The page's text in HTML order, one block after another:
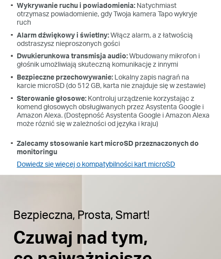
Wykrywanie ruchu i powiadomienia: Natychmiast
otrzymasz powiadomienie, gdy Twoja kamera Tapo wykryje
ruch
Alarm dźwiękowy i świetlny:Włącz alarm, a z łatwością
odstraszysz nieproszonych gości
Dwukierunkowa transmisja audio:Wbudowany mikrofon i
głośnik umożliwiają skuteczną komunikację z innymi
Bezpieczne przechowywanie: Lokalny zapis nagrań na
karcie microSD (do 512 GB, karta nie znajduje się w zestawie)
Sterowanie głosowe: Kontroluj urządzenie korzystając z
komend głosowych obsługiwanych przez Asystenta Google i
Amazon Alexa. (Dostępność Asystenta Google i Amazon Alexa
może róznić się w zależności od języka i kraju)
Zalecamy stosowanie kart microSD przeznaczonych do
monitoringu
Dowiedz się więcej o kompatybilności kart microSD
Bezpieczna, Prosta, Smart!
Czuwaj nad tym,